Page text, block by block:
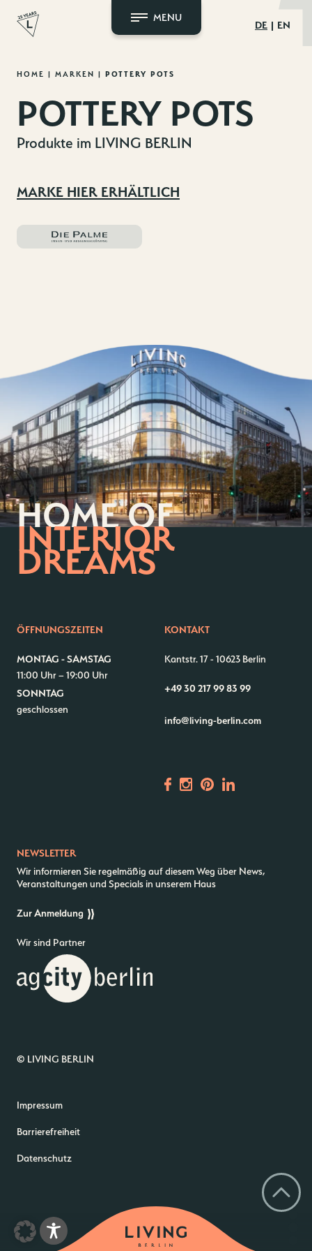
Zum
springen
MENU
DE EN
Kontakt
Jobs
Wedding Planner
Anfahrt & Parken
ALICE Rooftop & Garden
HOME | MARKEN | POTTERY POTS
POTTERY POTS
Produkte im LIVING BERLIN
MARKE HIER ERHÄLTLICH
HOME OF
INTERIOR
DREAMS
ÖFFNUNGSZEITEN
MONTAG - SAMSTAG
11:00 Uhr – 19:00 Uhr
SONNTAG
geschlossen
KONTAKT
Kantstr. 17- 10623 Berlin
+49 30 217 99 83 99
info@living-berlin.com
NEWSLETTER
Wir informieren Sie regelmäßig auf diesem Weg über News,
Veranstaltungen und Specials in unserem Haus
Zur Anmeldung
Wir sind Partner
© LIVING BERLIN
Impressum
Barrierefreiheit
Datenschutz